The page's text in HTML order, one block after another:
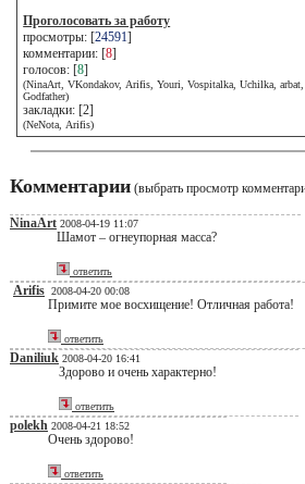
Проголосовать за работу
просмотры: [24591]
комментарии: [8]
голосов: [8]
(NinaArt, VKondakov, Arifis, Youri, Vospitalka, Uchilka, arbat,
Godfather)
закладки: [2]
(NeNota, Arifis)
Комментарии (выбрать просмотр
NinaArt 2008-04-19 11:07
Шамот – огнеупорная масса?
ответить
Arifis 2008-04-20 00:08
Примите мое восхищение! Отличная работа!
ответить
Daniliuk 2008-04-20 16:41
Здорово и очень характерно!
ответить
polekh 2008-04-21 18:52
Очень здорово!
ответить